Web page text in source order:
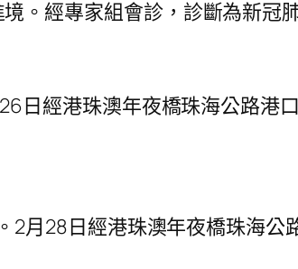
。經專家組會診，診斷為新冠
經港珠澳年夜橋珠海公路港
28日經港珠澳年夜橋珠海公